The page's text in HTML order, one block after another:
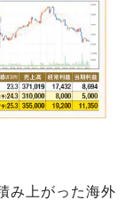
み上がった海外